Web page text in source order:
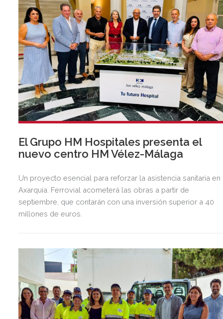
El Grupo HM Hospitales presenta el
nuevo centro HM Vélez-Málaga
Un proyecto esencial para reforzar la asistencia sanitaria en
Axarquía. Ferrovial acometerá las obras a partir de
septiembre, que contarán con una inversión superior a 40
millones de euros.